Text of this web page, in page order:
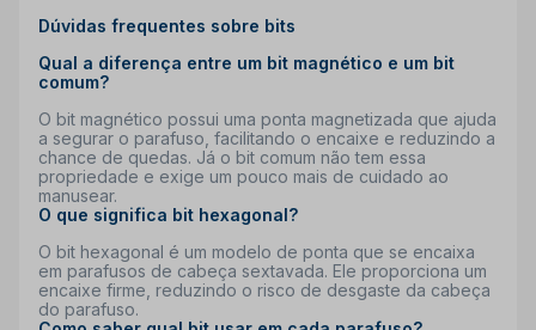
Dúvidas frequentes sobre bits
Qual a diferença entre um bit magnético e um bit
comum?
O bit magnético possui uma ponta magnetizada que ajuda
a segurar o parafuso, facilitando o encaixe e reduzindo a
chance de quedas. Já o bit comum não tem essa
propriedade e exige um pouco mais de cuidado ao
manusear.
O que significa bit hexagonal?
O bit hexagonal é um modelo de ponta que se encaixa
em parafusos de cabeça sextavada. Ele proporciona um
encaixe firme, reduzindo o risco de desgaste da cabeça
do parafuso.